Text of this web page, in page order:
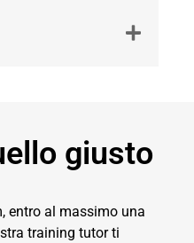
giusto
entro al massimo una
training tutor ti